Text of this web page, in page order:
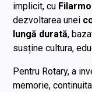
implicit, cu
dezvoltarea unei
lungă durată,
susține cultura,
Pentru Rotary, a
memorie,